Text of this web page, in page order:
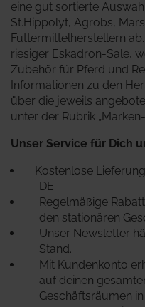
eine gut sortierte
St.Hippolyt, Agrobs,
Futtermittelherstellern
riesiger Eskadron-Sale,
Zubehör für Pferd und
Informationen zu den
über die jeweils
unter der Rubrik „Marken-
Unser Service für Dich
Kostenlose
DE.
Regelmäßige
den stationären
Unser Newsletter
Stand.
Mit Kundenkonto
auf deinen
Geschäftsräumen